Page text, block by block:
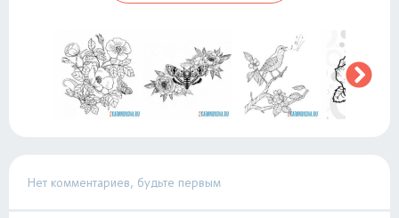
Нет комментариев, будьте первым